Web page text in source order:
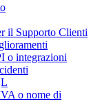
il Supporto Clienti
o integrazioni
o nome di